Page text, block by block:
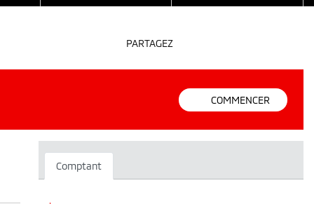
PARTAGEZ
COMMENCER
Comptant